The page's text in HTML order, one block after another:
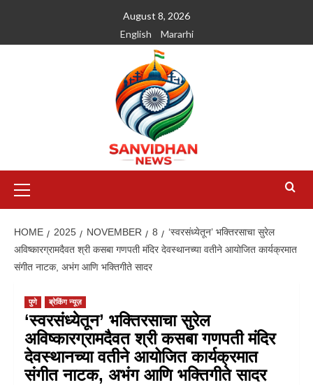
August 8, 2026
English
Mararhi
HOME 2025 NOVEMBER 8
‘स्वरसंध्येतून’ भक्तिरसाचा सुरेल
अविष्कारग्रामदैवत श्री कसबा गणपती मंदिर देवस्थानच्या वतीने आयोजित कार्यक्रमात
संगीत नाटक, अभंग आणि भक्तिगीते सादर
पुणे ब्रेकिंग न्यूज़
‘स्वरसंध्येतून’ भक्तिरसाचा सुरेल
अविष्कारग्रामदैवत श्री कसबा गणपती मंदिर
देवस्थानच्या वतीने आयोजित कार्यक्रमात
संगीत नाटक, अभंग आणि भक्तिगीते सादर